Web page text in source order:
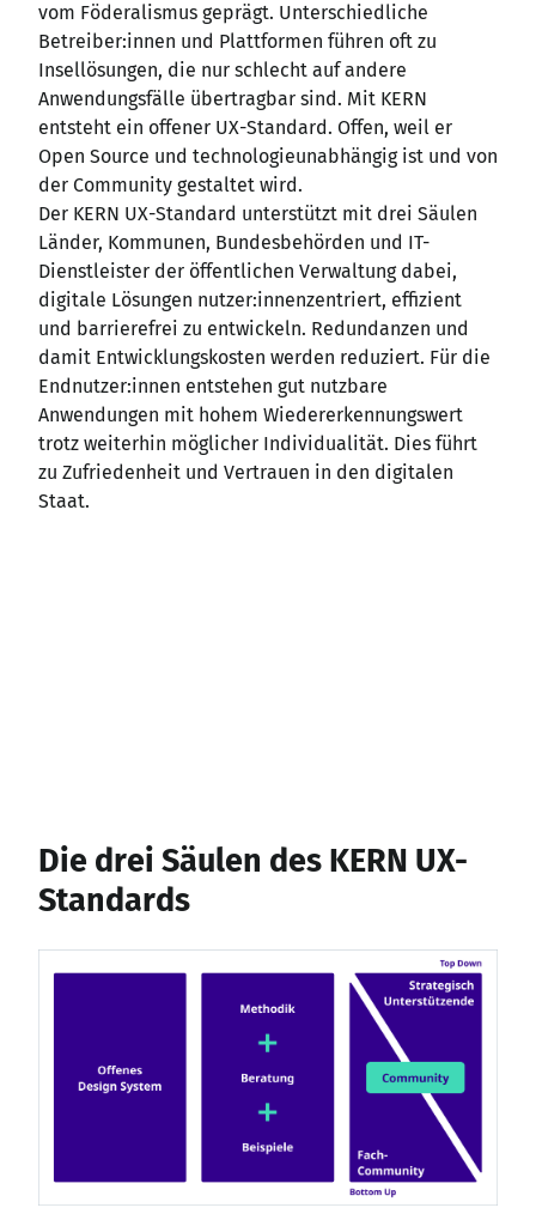
vom Föderalismus geprägt. Unterschiedliche
Betreiber:innen und Plattformen führen oft zu
Insellösungen, die nur schlecht auf andere
Anwendungsfälle übertragbar sind. Mit KERN
entsteht ein offener UX-Standard. Offen, weil er
Open Source und technologieunabhängig ist und von
der Community gestaltet wird.
Der KERN UX-Standard unterstützt mit drei Säulen
Länder, Kommunen, Bundesbehörden und IT-
Dienstleister der öffentlichen Verwaltung dabei,
digitale Lösungen nutzer:innenzentriert, effizient
und barrierefrei zu entwickeln. Redundanzen und
damit Entwicklungskosten werden reduziert. Für die
Endnutzer:innen entstehen gut nutzbare
Anwendungen mit hohem Wiedererkennungswert
trotz weiterhin möglicher Individualität. Dies führt
zu Zufriedenheit und Vertrauen in den digitalen
Staat.
Die drei Säulen des KERN UX-
Standards